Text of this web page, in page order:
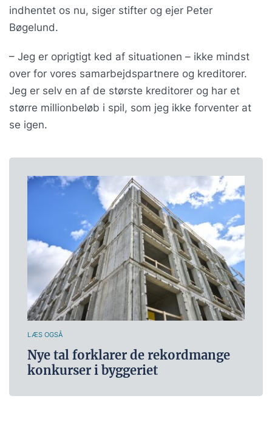
indhentet os nu, siger stifter og ejer Peter
Bøgelund.
– Jeg er oprigtigt ked af situationen – ikke mindst
over for vores samarbejdspartnere og kreditorer.
Jeg er selv en af de største kreditorer og har et
større millionbeløb i spil, som jeg ikke forventer at
se igen.
LÆS OGSÅ
Nye tal forklarer de rekordmange
konkurser i byggeriet